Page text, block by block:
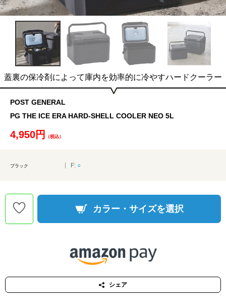
蓋裏の保冷剤によって庫内を効率的に冷やすハードクーラー
POST GENERAL
PG THE ICE ERA HARD-SHELL COOLER NEO 5L
4,950円 （税込）
ブラック F: ○
カラー・サイズを選択
シェア